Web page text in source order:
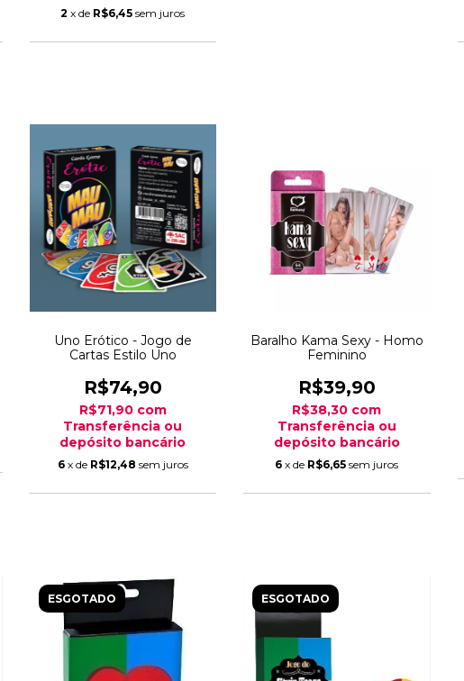
2 x de R$6,45 sem juros
Uno Erótico - Jogo de
Cartas Estilo Uno
R$74,90
R$71,90 com
Transferência ou
depósito bancário
6 x de R$12,48 sem juros
Baralho Kama Sexy - Homo
Feminino
R$39,90
R$38,30 com
Transferência ou
depósito bancário
6 x de R$6,65 sem juros
ESGOTADO ESGOTADO